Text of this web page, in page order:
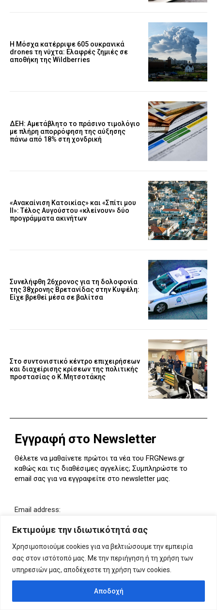
Εκτιμούμε την ιδιωτικότητά σας
Χρησιμοποιούμε cookies για να βελτιώσουμε την εμπειρία
σας στον ιστότοπό μας. Με την περιήγηση ή τη χρήση των
υπηρεσιών μας, αποδέχεστε τη χρήση των cookies.
Αποδοχή
Η Μόσχα κατέρριψε 605 ουκρανικά
drones τη νύχτα: Ελαφρές ζημιές σε
αποθήκη της Wildberries
ΔΕΗ: Αμετάβλητο το πράσινο τιμολόγιο
με πλήρη απορρόφηση της αύξησης
πάνω από 18% στη χονδρική
«Ανακαίνιση Κατοικίας» και «Σπίτι μου
ΙΙ»: Τέλος Αυγούστου «κλείνουν» δύο
προγράμματα ακινήτων
Συνελήφθη 26χρονος για τη δολοφονία
της 38χρονης Βρετανίδας στην Κυψέλη:
Είχε βρεθεί μέσα σε βαλίτσα
Στο συντονιστικό κέντρο επιχειρήσεων
και διαχείρισης κρίσεων της πολιτικής
προστασίας ο Κ.Μητσοτάκης
Εγγραφή στο Newsletter
Θέλετε να μαθαίνετε πρώτοι τα νέα του FRGNews.gr
καθώς και τις διαθέσιμες αγγελίες; Συμπληρώστε το
email σας για να εγγραφείτε στο newsletter μας.
Email address: